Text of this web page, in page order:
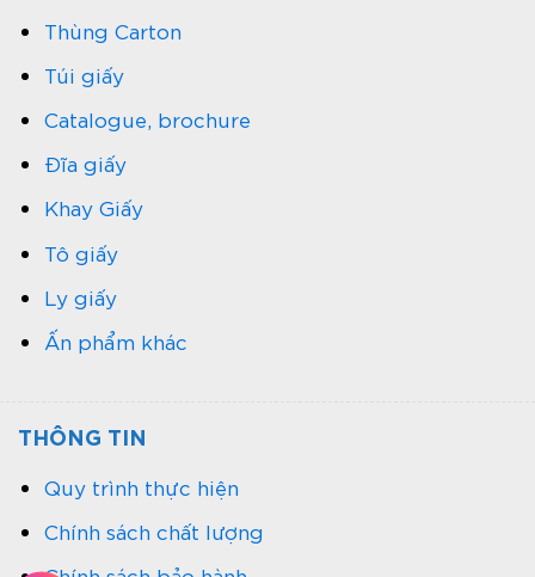
Thùng Carton
Túi giấy
Catalogue, brochure
Đĩa giấy
Khay Giấy
Tô giấy
Ly giấy
Ấn phẩm khác
THÔNG TIN
Quy trình thực hiện
Chính sách chất lượng